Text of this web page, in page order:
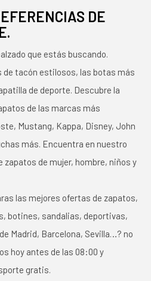
DE
que estás buscando.
tacón estilosos, las botas más
de deporte. Descubre la
de las marcas más
Mustang, Kappa, Disney, John
más. Encuentra en nuestro
de mujer, hombre, niños y
las mejores ofertas de zapatos,
botines, sandalias, deportivas,
Madrid, Barcelona, Sevilla…? no
hoy antes de las 08:00 y
gratis.